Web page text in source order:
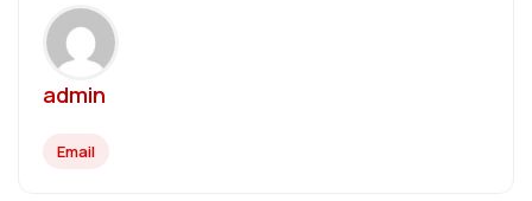
admin
Email